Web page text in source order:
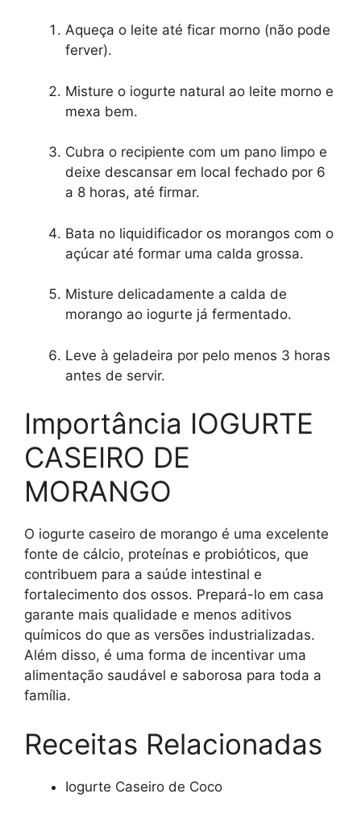
Aqueça o leite até ficar morno (não pode
ferver).
Misture o iogurte natural ao leite morno e
mexa bem.
Cubra o recipiente com um pano limpo e
deixe descansar em local fechado por 6
a 8 horas, até firmar.
Bata no liquidificador os morangos com o
açúcar até formar uma calda grossa.
Misture delicadamente a calda de
morango ao iogurte já fermentado.
Leve à geladeira por pelo menos 3 horas
antes de servir.
Importância IOGURTE
CASEIRO DE
MORANGO
O iogurte caseiro de morango é uma excelente
fonte de cálcio, proteínas e probióticos, que
contribuem para a saúde intestinal e
fortalecimento dos ossos. Prepará-lo em casa
garante mais qualidade e menos aditivos
químicos do que as versões industrializadas.
Além disso, é uma forma de incentivar uma
alimentação saudável e saborosa para toda a
família.
Receitas Relacionadas
Iogurte Caseiro de Coco